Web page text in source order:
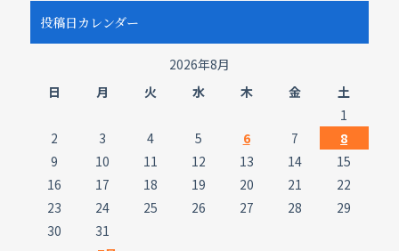
投稿日カレンダー
2026年8月
日
月 火 水 木 金 土
1
2
3 4 5 6 7
8
9
10 11 12 13 14
15
16
17 18 19 20 21
22
23
24 25 26 27 28
29
30
31